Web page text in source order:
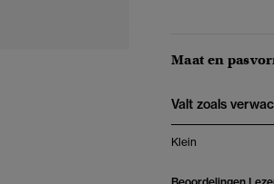
Maat en
Valt zoals
Klein